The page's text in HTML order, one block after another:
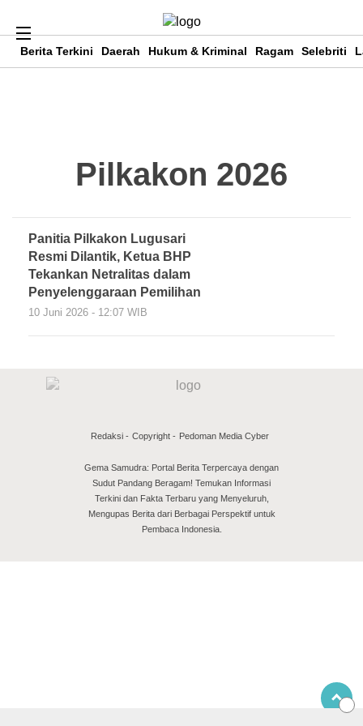
Berita Terkini Daerah Hukum & Kriminal Ragam Selebriti
Pilkakon 2026
Panitia Pilkakon Lugusari
Resmi Dilantik, Ketua BHP
Tekankan Netralitas dalam
Penyelenggaraan Pemilihan
10 Juni 2026 - 12:07 WIB
Redaksi Copyright Pedoman Media Cyber
Gema Samudra: Portal Berita Terpercaya dengan
Sudut Pandang Beragam! Temukan Informasi
Terkini dan Fakta Terbaru yang Menyeluruh,
Mengupas Berita dari Berbagai Perspektif untuk
Pembaca Indonesia.